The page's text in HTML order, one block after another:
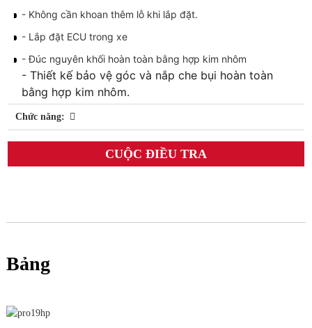
- Không cần khoan thêm lỗ khi lắp đặt.
- Lắp đặt ECU trong xe
- Đúc nguyên khối hoàn toàn bằng hợp kim nhôm
- Thiết kế bảo vệ góc và nắp che bụi hoàn toàn
bằng hợp kim nhôm.
Chức năng:
CUỘC ĐIỀU TRA
Bảng